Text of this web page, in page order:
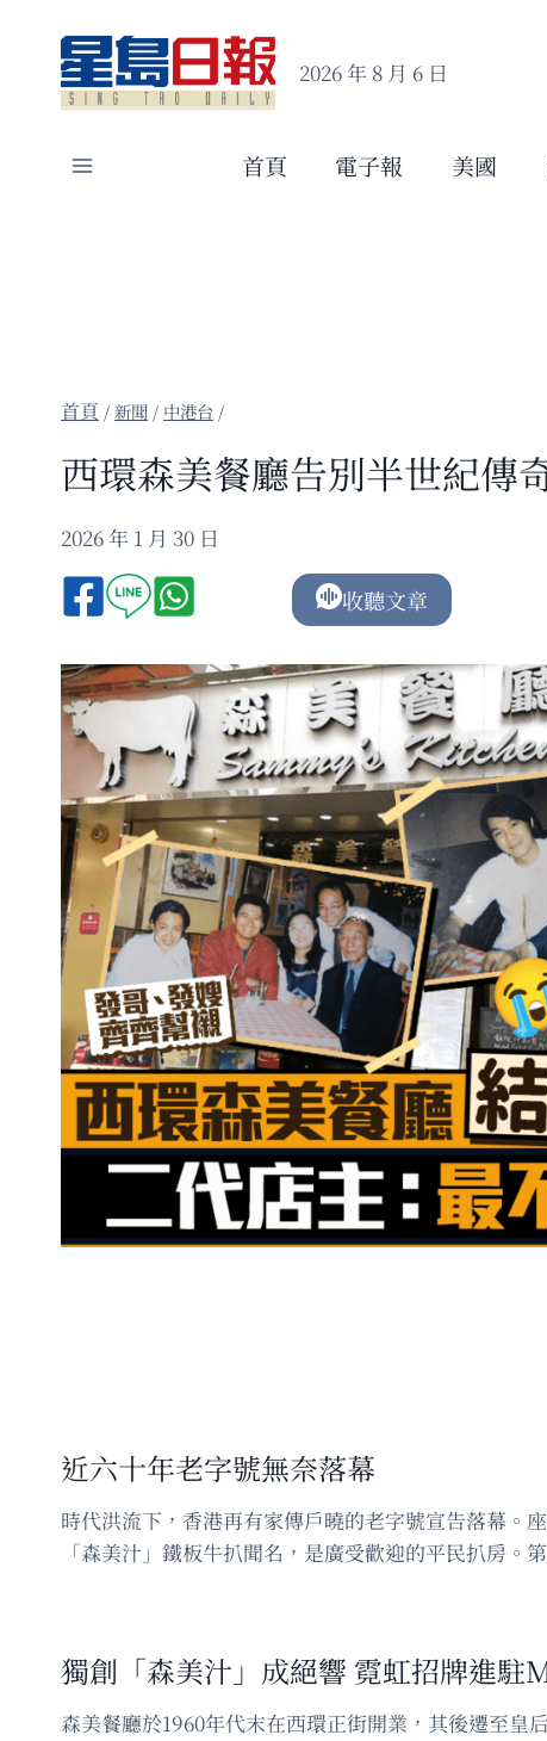
content
2026 年 8 月 6 日
首頁 電子報 美國
/新聞 / 中港台 /
西環森美餐廳告別半世紀傳
2026 年 1 月 30 日
收聽文章
近六十年老字號無奈落幕
時代洪流下，香港再有家傳戶曉的老字號宣告落幕。
「森美汁」鐵板牛扒聞名，是廣受歡迎的平民扒房
獨創「森美汁」成絕響 霓虹招牌進駐
森美餐廳於1960年代末在西環正街開業，其後遷至